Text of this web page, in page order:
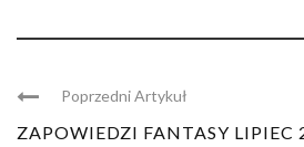
Poprzedni Artykuł
ZAPOWIEDZI FANTASY LIPIEC